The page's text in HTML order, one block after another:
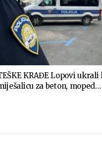
KRAĐE Lopovi ukrali
za beton, moped…